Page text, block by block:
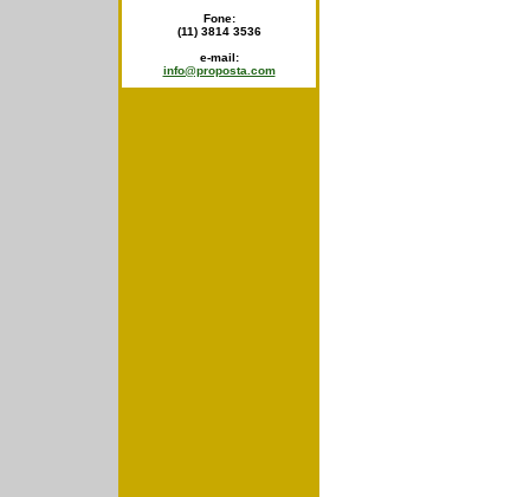
Fone:
(11) 3814 3536
e-mail:
info@proposta.com